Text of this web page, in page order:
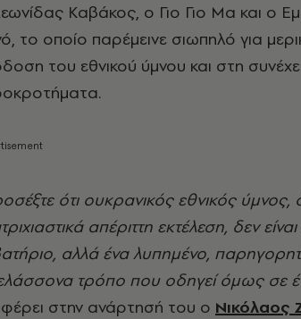
Καβάκος, ο Γιο Γιο Μα και ο
το οποίο παρέμεινε σιωπηλό για
του εθνικού ύμνου και στη
ότι ουκρανικός εθνικός ύμνος,
απέριττη εκτέλεση, δεν
αλλά ένα λυπημένο,
τρόπο που οδηγεί όμως σε
στην ανάρτησή του ο Νικόλαος